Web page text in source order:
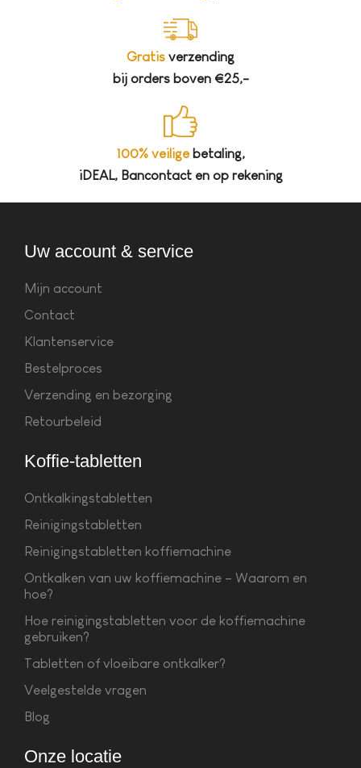
Gratis verzending
bij orders boven €25,-
100% veiligebetaling,
iDEAL, Bancontact en op rekening
Uw account & service
Mijn account
Contact
Klantenservice
Bestelproces
Verzending en bezorging
Retourbeleid
Koffie-tabletten
Ontkalkingstabletten
Reinigingstabletten
Reinigingstabletten koffiemachine
Ontkalken van uw koffiemachine – Waarom en
hoe?
Hoe reinigingstabletten voor de koffiemachine
gebruiken?
Tabletten of vloeibare ontkalker?
Veelgestelde vragen
Blog
Onze locatie